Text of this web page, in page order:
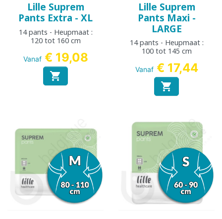
Lille Suprem
Pants Extra - XL
14 pants - Heupmaat :
120 tot 160 cm
Vanaf € 19,08

Lille Suprem
Pants Maxi -
LARGE
14 pants - Heupmaat :
100 tot 145 cm
Vanaf € 17,44
